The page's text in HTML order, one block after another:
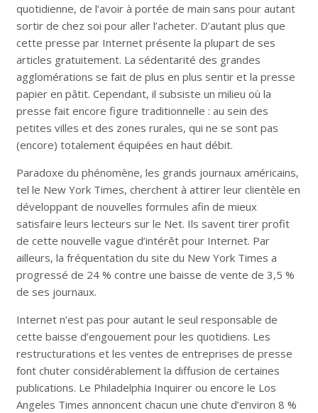
quotidienne, de l’avoir à portée de main sans pour autant
sortir de chez soi pour aller l’acheter. D’autant plus que
cette presse par Internet présente la plupart de ses
articles gratuitement. La sédentarité des grandes
agglomérations se fait de plus en plus sentir et la presse
papier en pâtit. Cependant, il subsiste un milieu où la
presse fait encore figure traditionnelle : au sein des
petites villes et des zones rurales, qui ne se sont pas
(encore) totalement équipées en haut débit.
Paradoxe du phénomène, les grands journaux américains,
tel le New York Times, cherchent à attirer leur clientèle en
développant de nouvelles formules afin de mieux
satisfaire leurs lecteurs sur le Net. Ils savent tirer profit
de cette nouvelle vague d’intérêt pour Internet. Par
ailleurs, la fréquentation du site du New York Times a
progressé de 24 % contre une baisse de vente de 3,5 %
de ses journaux.
Internet n’est pas pour autant le seul responsable de
cette baisse d’engouement pour les quotidiens. Les
restructurations et les ventes de entreprises de presse
font chuter considérablement la diffusion de certaines
publications. Le Philadelphia Inquirer ou encore le Los
Angeles Times annoncent chacun une chute d’environ 8 %